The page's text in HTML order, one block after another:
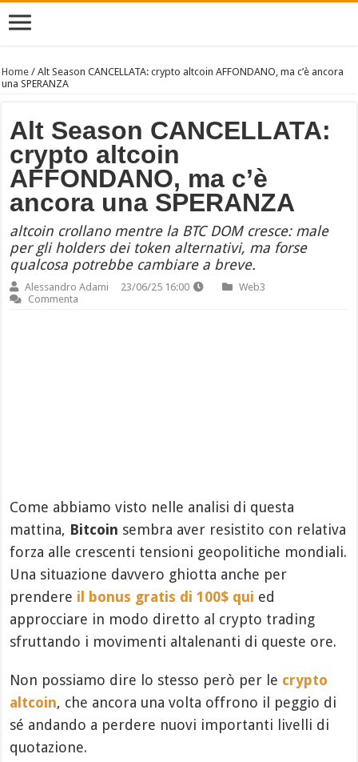
Home /Alt Season CANCELLATA: crypto altcoin AFFONDANO, ma c’è ancora
una SPERANZA
Alt Season CANCELLATA:
crypto altcoin
AFFONDANO, ma c’è
ancora una SPERANZA
altcoin crollano mentre la BTC DOM cresce: male
per gli holders dei token alternativi, ma forse
qualcosa potrebbe cambiare a breve.
Alessandro Adami 23/06/25 16:00
Web3
Commenta
Come abbiamo visto nelle analisi di questa
mattina, Bitcoin sembra aver resistito con relativa
forza alle crescenti tensioni geopolitiche mondiali.
Una situazione davvero ghiotta anche per
prendere il bonus gratis di 100$ qui ed
approcciare in modo diretto al crypto trading
sfruttando i movimenti altalenanti di queste ore.
Non possiamo dire lo stesso però per le crypto
altcoin, che ancora una volta offrono il peggio di
sé andando a perdere nuovi importanti livelli di
quotazione.